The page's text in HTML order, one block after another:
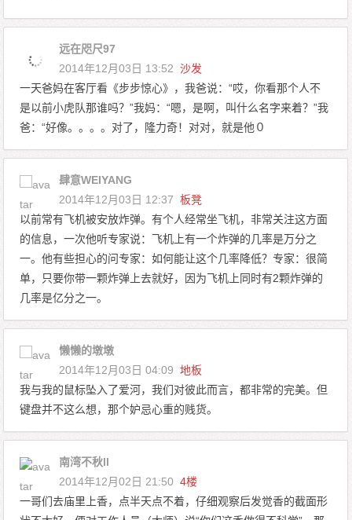
远在咫尺97
2014年12月03日 13:52 沙发
一天爸妈在客厅看《步步惊心》，我爸说：“哎，你看那个人不
是以前小虎队那谁吗？”我妈：“嗯，是啊，叫什么名字来着？”我
爸：“好像。。。。对了，隆力奇！对对，就是他０
肆意WEIYANG
2014年12月03日 12:37 板凳
以前常有飞机被安放炸弹。有个人经常坐飞机，非常关注这方面
的信息，一次他听专家说：飞机上有一个炸弹的几率是万分之
一。他有些担心的问专家：如何能让这个几率降低？专家：很简
单，只要你带一颗炸弹上去就好，因为飞机上同时有2颗炸弹的
几率是亿分之一。
懒懒的墩墩
2014年12月03日 04:09 地板
我与我的鼠标坠入了爱河，我们对彼此而言，都非常的完美。但
键盘并不这么想，那个妒忌心重的贱货。
南湾不秋ll
2014年12月02日 21:50 4楼
一哥们去庙里上香，点半天点不着，仔细观察后发觉香的截面形